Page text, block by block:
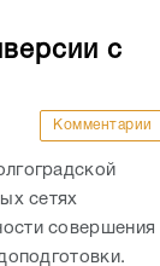
с
Комментарии
сетях
совершения